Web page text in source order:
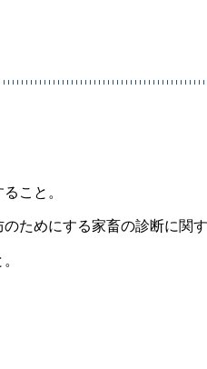
こと。
ためにする家畜の診断に関す